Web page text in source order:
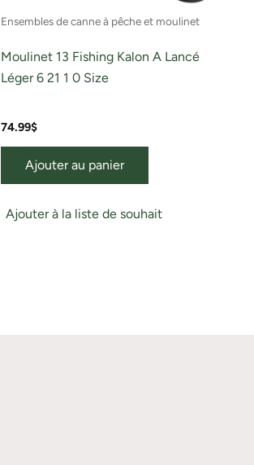
Ensembles de canne à pêche et moulinet
Moulinet 13 Fishing Kalon A Lancé
Léger 6 21 1 0 Size
74.99$
Ajouter au panier
Ajouter à la liste de souhait